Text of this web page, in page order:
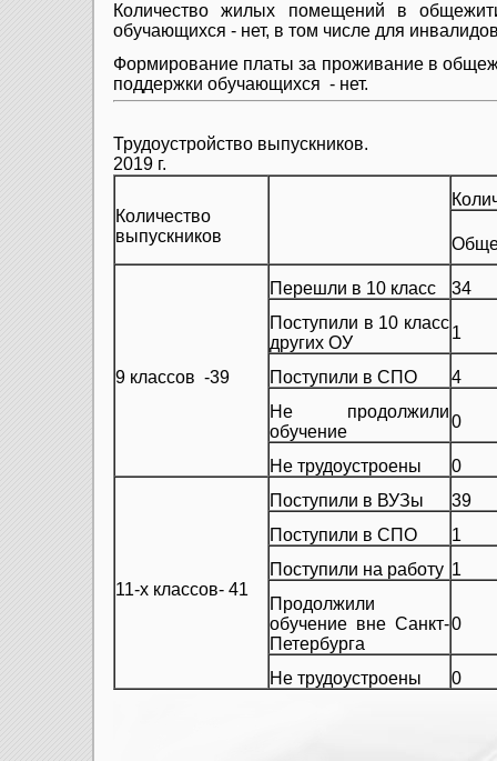
Количество жилых помещений в
обучающихся - нет, в том числе для
Формирование платы за проживание в
поддержки обучающихся - нет.
Трудоустройство выпускников.
2019 г.
Количество
выпускников
9 классов -39
Перешли в 10 класс
34
Поступили в 10 класс
других ОУ
1
Поступили в СПО
4
Не продолжили
обучение
0
Не трудоустроены 0
11-х классов- 41
Поступили в ВУЗы
39
Поступили в СПО
1
Поступили на работу 1
Продолжили
обучение вне Санкт-
Петербурга
0
Не трудоустроены 0